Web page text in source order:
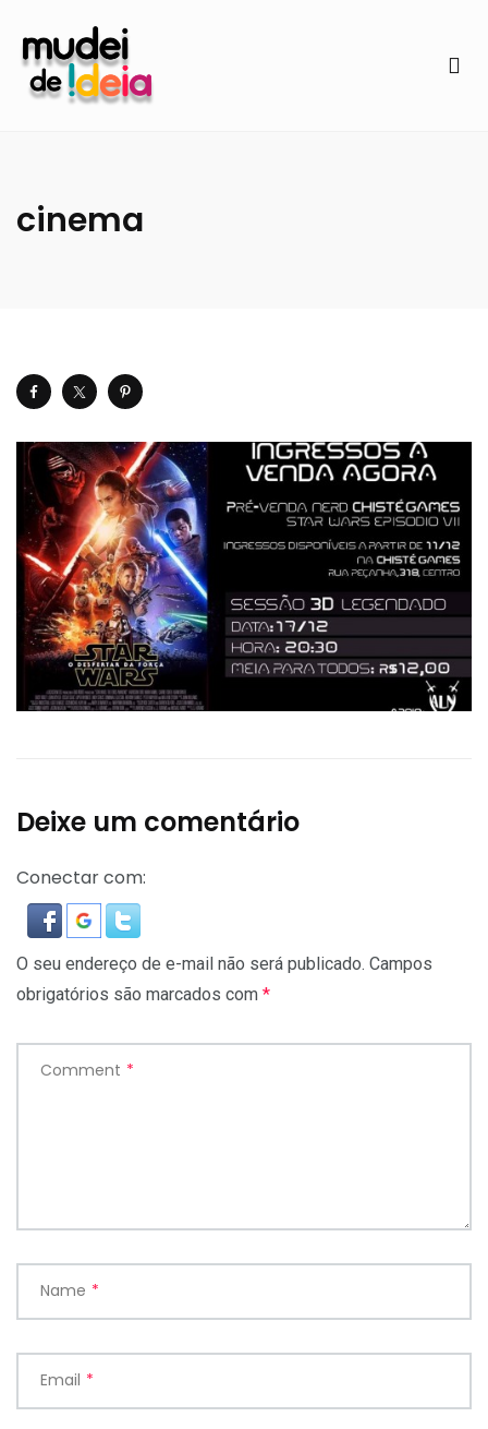
cinema
Deixe um comentário
Conectar com:
O seu endereço de e-mail não será publicado. Campos
obrigatórios são marcados com *
Comment *
Name *
Email *